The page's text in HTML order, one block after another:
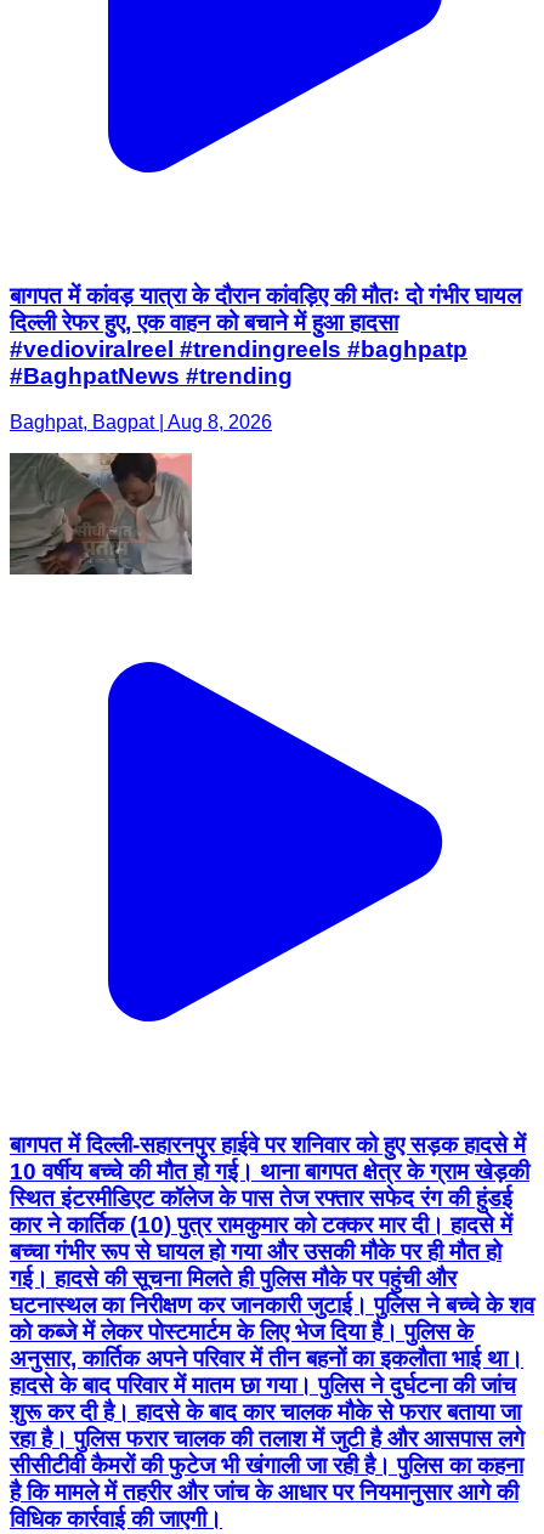
बागपत में कांवड़ यात्रा के दौरान कांवड़िए की मौतः दो गंभीर घायल
दिल्ली रेफर हुए, एक वाहन को बचाने में हुआ हादसा
#vedioviralreel #trendingreels #baghpatp
#BaghpatNews #trending
Baghpat, Bagpat | Aug 8, 2026
बागपत में दिल्ली-सहारनपुर हाईवे पर शनिवार को हुए सड़क हादसे में
10 वर्षीय बच्चे की मौत हो गई। थाना बागपत क्षेत्र के ग्राम खेड़की
स्थित इंटरमीडिएट कॉलेज के पास तेज रफ्तार सफेद रंग की हुंडई
कार ने कार्तिक (10) पुत्र रामकुमार को टक्कर मार दी। हादसे में
बच्चा गंभीर रूप से घायल हो गया और उसकी मौके पर ही मौत हो
गई। हादसे की सूचना मिलते ही पुलिस मौके पर पहुंची और
घटनास्थल का निरीक्षण कर जानकारी जुटाई। पुलिस ने बच्चे के शव
को कब्जे में लेकर पोस्टमार्टम के लिए भेज दिया है। पुलिस के
अनुसार, कार्तिक अपने परिवार में तीन बहनों का इकलौता भाई था।
हादसे के बाद परिवार में मातम छा गया। पुलिस ने दुर्घटना की जांच
शुरू कर दी है। हादसे के बाद कार चालक मौके से फरार बताया जा
रहा है। पुलिस फरार चालक की तलाश में जुटी है और आसपास लगे
सीसीटीवी कैमरों की फुटेज भी खंगाली जा रही है। पुलिस का कहना
है कि मामले में तहरीर और जांच के आधार पर नियमानुसार आगे की
विधिक कार्रवाई की जाएगी।